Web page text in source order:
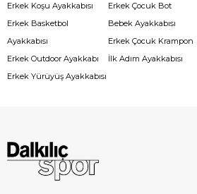
Erkek Koşu Ayakkabısı
Erkek Basketbol
Ayakkabısı
Erkek Outdoor Ayakkabı
Erkek Yürüyüş Ayakkabısı
Erkek Çocuk Bot
Bebek Ayakkabısı
Erkek Çocuk Krampon
İlk Adım Ayakkabısı